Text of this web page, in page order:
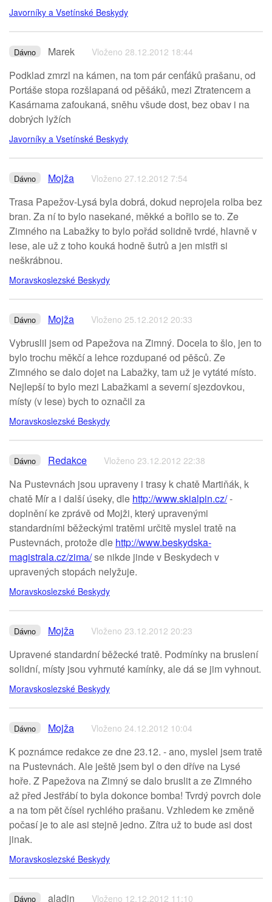
Javorníky a Vsetínské Beskydy
Dávno Marek Vloženo 28.12.2012 18:44
Podklad zmrzl na kámen, na tom pár cenťáků prašanu, od
Portáše stopa rozšlapaná od pěšáků, mezi Ztratencem a
Kasárnama zafoukaná, sněhu všude dost, bez obav i na
dobrých lyžích
Javorníky a Vsetínské Beskydy
Dávno Mojža Vloženo 27.12.2012 7:54
Trasa Papežov-Lysá byla dobrá, dokud neprojela rolba bez
bran. Za ní to bylo nasekané, měkké a bořilo se to. Ze
Zimného na Labažky to bylo pořád solidně tvrdé, hlavně v
lese, ale už z toho kouká hodně šutrů a jen mistři si
neškrábnou.
Moravskoslezské Beskydy
Dávno Mojža Vloženo 25.12.2012 20:33
Vybruslil jsem od Papežova na Zimný. Docela to šlo, jen to
bylo trochu měkčí a lehce rozdupané od pěšců. Ze
Zimného se dalo dojet na Labažky, tam už je vytáté místo.
Nejlepší to bylo mezi Labažkami a severní sjezdovkou,
místy (v lese) bych to označil za
Moravskoslezské Beskydy
Dávno Redakce Vloženo 23.12.2012 22:38
Na Pustevnách jsou upraveny i trasy k chatě Martiňák, k
chatě Mír a i další úseky, dle http://www.skialpin.cz/-
doplnění ke zprávě od Mojži, který upravenými
standardními běžeckými tratěmi určitě myslel tratě na
Pustevnách, protože dle http://www.beskydska-
magistrala.cz/zima/se nikde jinde v Beskydech v
upravených stopách nelyžuje.
Moravskoslezské Beskydy
Dávno Mojža Vloženo 23.12.2012 20:23
Upravené standardní běžecké tratě. Podmínky na bruslení
solidní, místy jsou vyhrnuté kamínky, ale dá se jim vyhnout.
Moravskoslezské Beskydy
Dávno Mojža Vloženo 24.12.2012 10:04
K poznámce redakce ze dne 23.12. - ano, myslel jsem tratě
na Pustevnách. Ale ještě jsem byl o den dříve na Lysé
hoře. Z Papežova na Zimný se dalo bruslit a ze Zimného
až před Jestřábí to byla dokonce bomba! Tvrdý povrch dole
a na tom pět čísel rychlého prašanu. Vzhledem ke změně
počasí je to ale asi stejně jedno. Zítra už to bude asi dost
jinak.
Moravskoslezské Beskydy
Dávno aladin Vloženo 12.12.2012 11:10